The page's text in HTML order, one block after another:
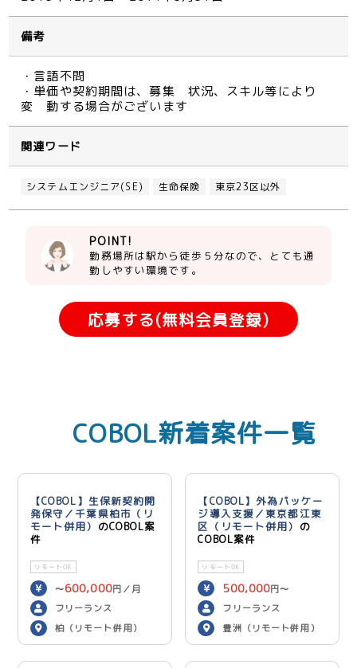
備考
・言語不問
・単価や契約期間は、募集 状況、スキル等により
変 動する場合がございます
関連ワード
システムエンジニア(SE) 生命保険 東京23区以外
POINT!
勤務場所は駅から徒歩５分なので、とても通
勤しやすい環境です。
応募する(無料会員登録)
COBOL新着案件一覧
【COBOL】生保新契約開
発保守／千葉県柏市（リ
モート併用） のCOBOL案
件
リモートOK
〜600,000円／月
フリーランス
柏（リモート併用）
【COBOL】外為パッケー
ジ導入支援／東京都江東
区（リモート併用） の
COBOL案件
リモートOK
500,000円〜
600,000 円／月
フリーランス
豊洲（リモート併用）